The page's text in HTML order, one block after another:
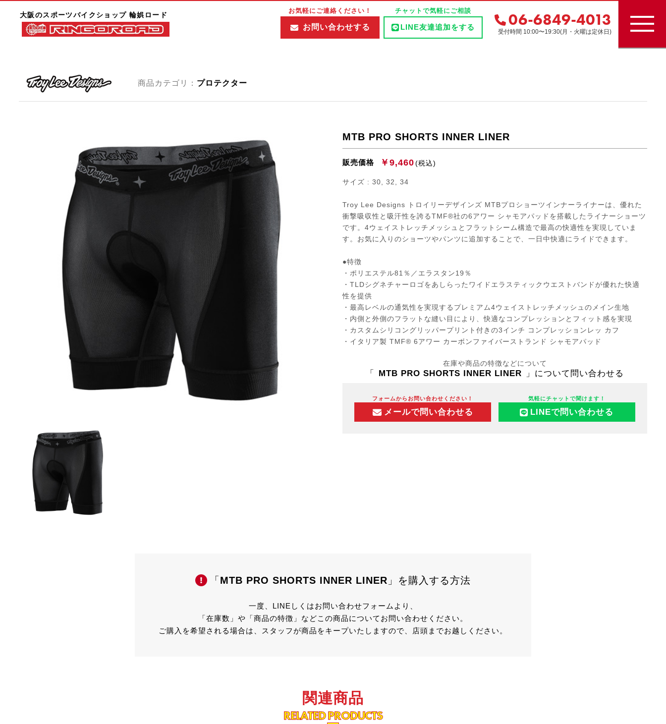
大阪のスポーツバイクショップ 輪娯ロード お気軽にご連絡ください！
お問い合わせする
チャットで気軽にご相談
LINE友達追加をする 06-6849-4013
受付時間 10:00〜19:30(月・火曜は定休日)
商品カテゴリ： プロテクター
MTB PRO SHORTS INNER LINER
販売価格 ￥9,460(税込)
サイズ : 30, 32, 34
Troy Lee Designs トロイリーデザインズ MTBプロショーツインナーライナーは、優れた
衝撃吸収性と吸汗性を誇るTMF®社の6アワー シャモアパッドを搭載したライナーショーツ
です。4ウェイストレッチメッシュとフラットシーム構造で最高の快適性を実現していま
す。お気に入りのショーツやパンツに追加することで、一日中快適にライドできます。
●特徴
・ポリエステル81％／エラスタン19％
・TLDシグネチャーロゴをあしらったワイドエラスティックウエストバンドが優れた快適
性を提供
・最高レベルの通気性を実現するプレミアム4ウェイストレッチメッシュのメイン生地
・内側と外側のフラットな縫い目により、快適なコンプレッションとフィット感を実現
・カスタムシリコングリッパープリント付きの3インチ コンプレッションレッ カフ
・イタリア製 TMF® 6アワー カーボンファイバーストランド シャモアパッド
在庫や商品の特徴などについて
「 MTB PRO SHORTS INNER LINER 」について問い合わせる
フォームからお問い合わせください！
メールで問い合わせる
気軽にチャットで聞けます！
LINEで問い合わせる
「 MTB PRO SHORTS INNER LINER 」を購入する方法
一度、LINEしくはお問い合わせフォームより、
「在庫数」や「商品の特徴」などこの商品についてお問い合わせください。
ご購入を希望される場合は、スタッフが商品をキープいたしますので、店頭までお越しください。
関連商品
RELATED PRODUCTS